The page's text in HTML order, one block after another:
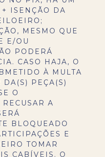
+ ISENÇÃO DA
MESMO QUE
E/OU
PODERÁ
CASO HAJA, O
À MULTA
DA(S) PEÇA(S)
O
A
BLOQUEADO
E
TOMAR
CABÍVEIS. O